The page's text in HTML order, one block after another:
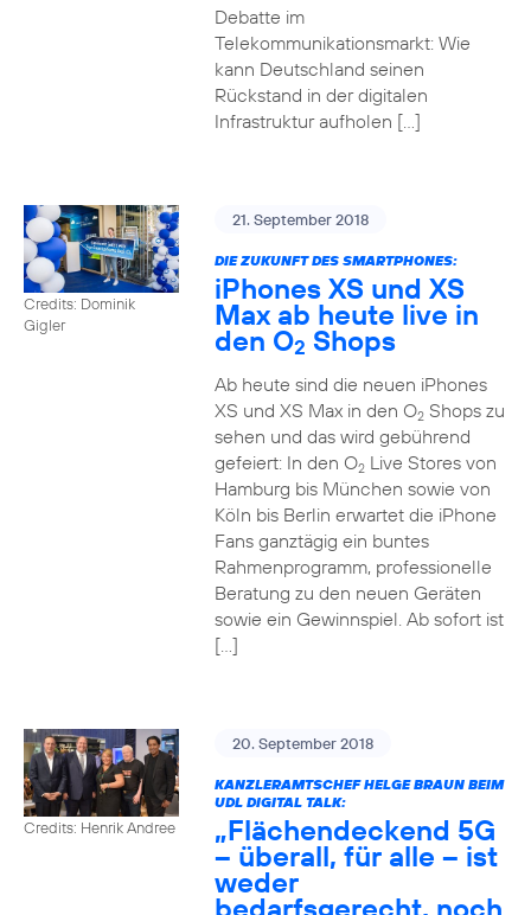
Debatte im
Telekommunikationsmarkt: Wie
kann Deutschland seinen
Rückstand in der digitalen
Infrastruktur aufholen […]
Credits: Dominik
Gigler
21. September 2018
DIE ZUKUNFT DES SMARTPHONES:
iPhones XS und XS
Max ab heute live in
den O2 Shops
Ab heute sind die neuen iPhones
XS und XS Max in den O2Shops zu
sehen und das wird gebührend
gefeiert: In den O2Live Stores von
Hamburg bis München sowie von
Köln bis Berlin erwartet die iPhone
Fans ganztägig ein buntes
Rahmenprogramm, professionelle
Beratung zu den neuen Geräten
sowie ein Gewinnspiel. Ab sofort ist
[…]
Credits: Henrik Andree
20. September 2018
KANZLERAMTSCHEF HELGE BRAUN BEIM
UDL DIGITAL TALK:
„Flächendeckend 5G
– überall, für alle – ist
weder
bedarfsgerecht, noch